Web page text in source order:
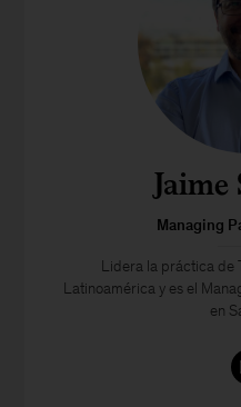
Managing
Lidera la práctica de
Latinoamérica y es el
en